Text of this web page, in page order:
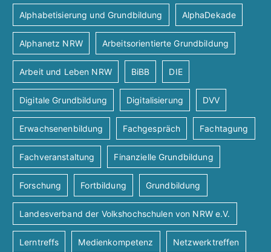
Alphabetisierung und Grundbildung AlphaDekade
Alphanetz NRW Arbeitsorientierte Grundbildung
Arbeit und Leben NRW BiBB DIE
Digitale Grundbildung Digitalisierung DVV
Erwachsenenbildung Fachgespräch Fachtagung
Fachveranstaltung Finanzielle Grundbildung
Forschung Fortbildung Grundbildung
Landesverband der Volkshochschulen von NRW e.V.
Lerntreffs Medienkompetenz Netzwerktreffen